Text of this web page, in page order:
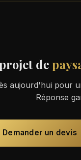
de
aujourd'hui pour
Réponse
Demander un devis